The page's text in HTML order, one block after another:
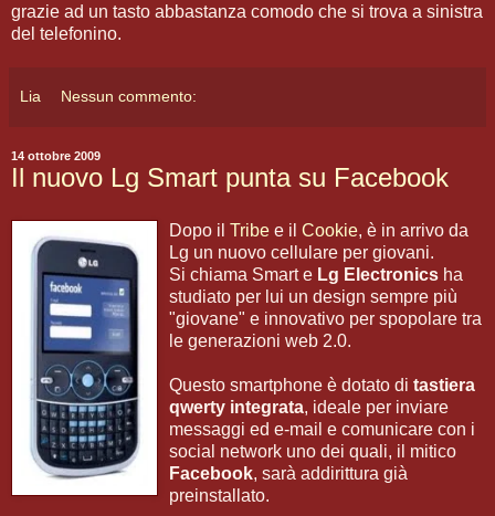
grazie ad un tasto abbastanza comodo che si trova a sinistra
del telefonino.
Lia Nessun commento:
14 ottobre 2009
Il nuovo Lg Smart punta su Facebook
Dopo il Tribe e il Cookie, è in arrivo da
Lg un nuovo cellulare per giovani.
Si chiama Smart e Lg Electronics ha
studiato per lui un design sempre più
"giovane" e innovativo per spopolare tra
le generazioni web 2.0.
Questo smartphone è dotato di tastiera
qwerty integrata, ideale per inviare
messaggi ed e-mail e comunicare con i
social network uno dei quali, il mitico
Facebook, sarà addirittura già
preinstallato.